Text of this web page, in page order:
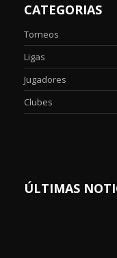
CATEGORIAS
Torneos
Ligas
Jugadores
Clubes
ÚLTIMAS